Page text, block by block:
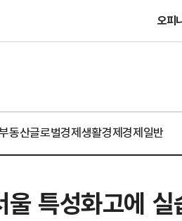
오피
동산글로벌경제생활경제경제일반
울 특성화고에